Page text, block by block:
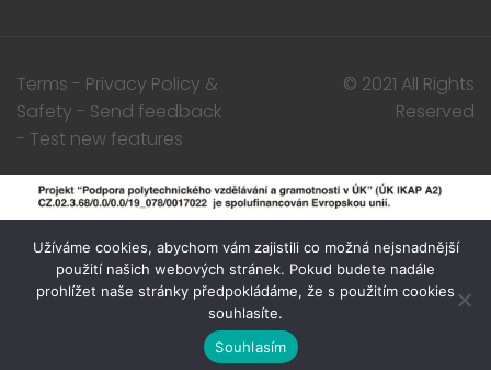
Terms - Privacy Policy &
Safety - Send feedback
- Test new features
© 2021 All Rights
Reserved
Užíváme cookies, abychom vám zajistili co možná nejsnadnější
použití našich webových stránek. Pokud budete nadále
prohlížet naše stránky předpokládáme, že s použitím cookies
souhlasíte.
Souhlasím